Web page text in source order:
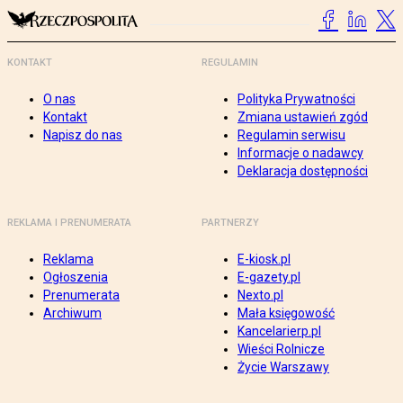
KONTAKT
O nas
Kontakt
Napisz do nas
REGULAMIN
Polityka Prywatności
Zmiana ustawień zgód
Regulamin serwisu
Informacje o nadawcy
Deklaracja dostępności
REKLAMA I PRENUMERATA
Reklama
Ogłoszenia
Prenumerata
Archiwum
PARTNERZY
E-kiosk.pl
E-gazety.pl
Nexto.pl
Mała księgowość
Kancelarierp.pl
Wieści Rolnicze
Życie Warszawy